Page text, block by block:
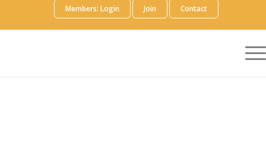
Members: Login Join Contact